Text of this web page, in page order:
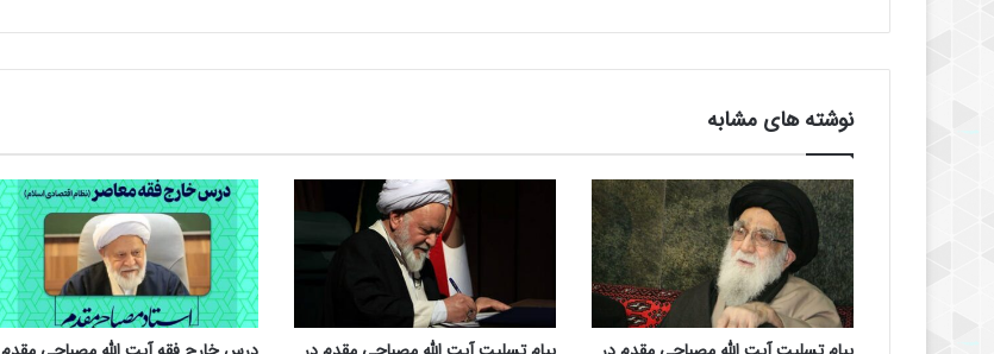
ق
م
ع
ل
م
ا
و
ن
خ
ب
گ
ی
ا
و
ر
ب
ی
ا
ن
ه‌
نوشته های مشابه